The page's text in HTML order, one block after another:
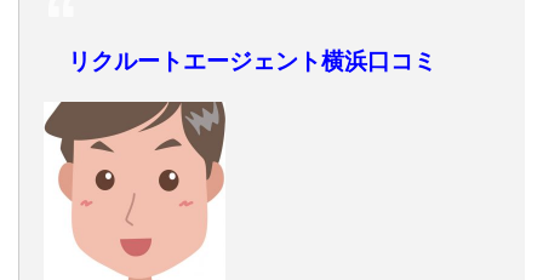
リクルートエージェント横浜口コミ